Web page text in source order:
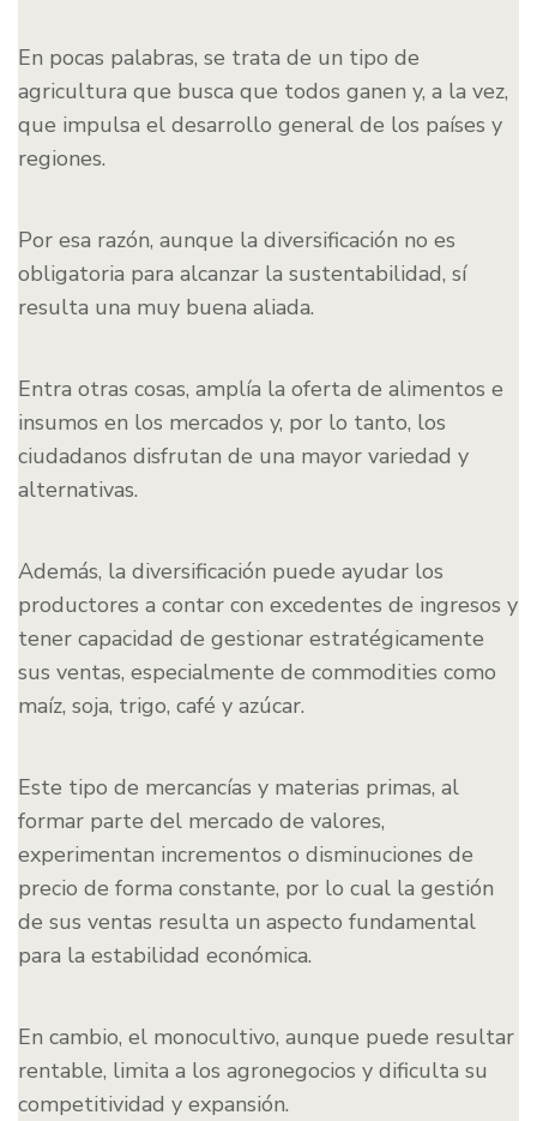
En pocas palabras, se trata de un tipo de
agricultura que busca que todos ganen y, a la vez,
que impulsa el desarrollo general de los países y
regiones.
Por esa razón, aunque la diversificación no es
obligatoria para alcanzar la sustentabilidad, sí
resulta una muy buena aliada.
Entra otras cosas, amplía la oferta de alimentos e
insumos en los mercados y, por lo tanto, los
ciudadanos disfrutan de una mayor variedad y
alternativas.
Además, la diversificación puede ayudar los
productores a contar con excedentes de ingresos y
tener capacidad de gestionar estratégicamente
sus ventas, especialmente de commodities como
maíz, soja, trigo, café y azúcar.
Este tipo de mercancías y materias primas, al
formar parte del mercado de valores,
experimentan incrementos o disminuciones de
precio de forma constante, por lo cual la gestión
de sus ventas resulta un aspecto fundamental
para la estabilidad económica.
En cambio, el monocultivo, aunque puede resultar
rentable, limita a los agronegocios y dificulta su
competitividad y expansión.